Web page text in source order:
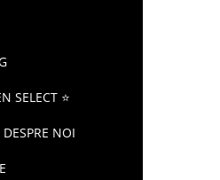
SELECT ⭐
DESPRE NOI